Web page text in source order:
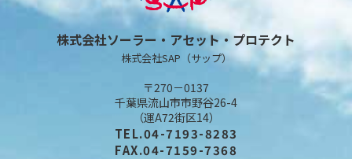
株式会社ソーラー・アセット・プロテクト
株式会社SAP（サップ）
〒270－0137
千葉県流山市市野谷26-4
（運A72街区14）
TEL.04-7193-8283
FAX.04-7159-7368